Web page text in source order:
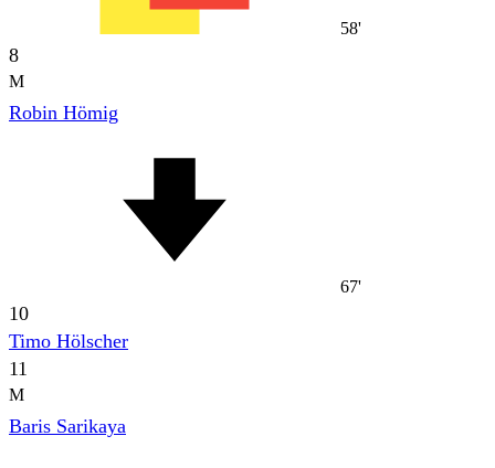
58'
8
M
Robin Hömig
67'
10
Timo Hölscher
11
M
Baris Sarikaya